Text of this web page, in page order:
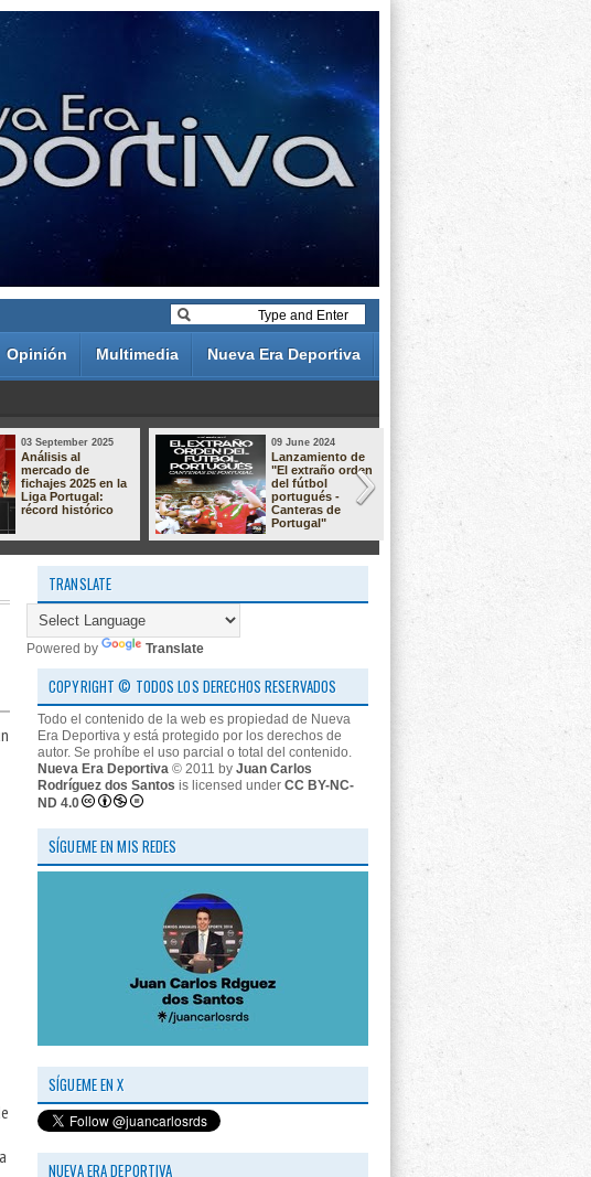
Opinión Multimedia Nueva Era Deportiva
03 September 2025
Análisis al
mercado de
fichajes 2025 en la
Liga Portugal:
récord histórico
09 June 2024
Lanzamiento de
"El extraño orden
del fútbol
portugués -
Canteras de
Portugal"
19 May 2024
Análisis de
Liga
23/24:
TRANSLATE
Powered by Translate
COPYRIGHT © TODOS LOS DERECHOS RESERVADOS
Todo el contenido de la web es propiedad de Nueva
Era Deportiva y está protegido por los derechos de
autor. Se prohíbe el uso parcial o total del contenido.
Nueva Era Deportiva © 2011 by Juan Carlos
Rodríguez dos Santos is licensed under CC BY-NC-
ND 4.0
SÍGUEME EN MIS REDES
SÍGUEME EN X
NUEVA ERA DEPORTIVA